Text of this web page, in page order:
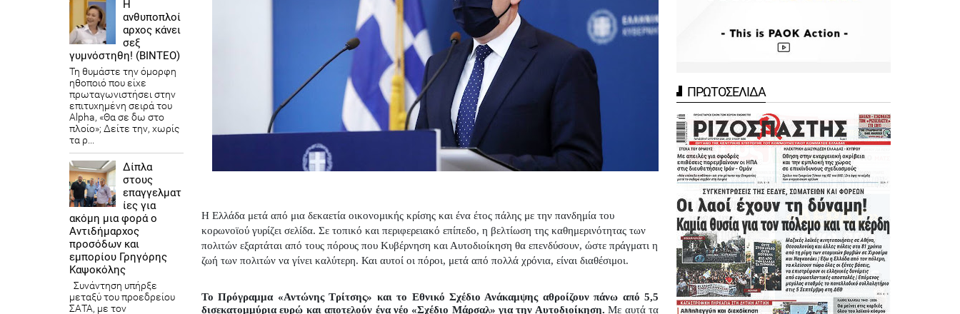
Η Ελλάδα μετά από μια δεκαετία οικονομικής κρίσης και ένα έτος πάλης με την πανδημία του
κορωνοϊού γυρίζει σελίδα. Σε τοπικό και περιφερειακό επίπεδο, η βελτίωση της καθημερινότητας των
πολιτών εξαρτάται από τους πόρους που Κυβέρνηση και Αυτοδιοίκηση θα επενδύσουν, ώστε πράγματι η
ζωή των πολιτών να γίνει καλύτερη. Και αυτοί οι πόροι, μετά από πολλά χρόνια, είναι διαθέσιμοι.
Το Πρόγραμμα «Αντώνης Τρίτσης» και το Εθνικό Σχέδιο Ανάκαμψης αθροίζουν πάνω από 5,5
δισεκατομμύρια ευρώ και αποτελούν ένα νέο «Σχέδιο Μάρσαλ» για την Αυτοδιοίκηση. Με αυτά τα
ΠΡΩΤΟΣΕΛΙΔΑ
Η
ανθυποπλοί
αρχος κάνει
σεξ
γυμνόστηθη! (ΒΙΝΤΕΟ)
Τη θυμάστε την όμορφη
ηθοποιό που είχε
πρωταγωνιστήσει στην
επιτυχημένη σειρά του
Alpha, «Θα σε δω στο
πλοίο»; Δείτε την, χωρίς
τα ρ...
Δίπλα
στους
επαγγελματ
ίες για
ακόμη μια φορά ο
Αντιδήμαρχος
προσόδων και
εμπορίου Γρηγόρης
Καψοκόλης
Συνάντηση υπήρξε
μεταξύ του προεδρείου
ΣΑΤΑ, με τον